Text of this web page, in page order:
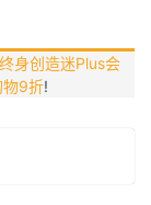
终身创造迷Plus会
物9折!